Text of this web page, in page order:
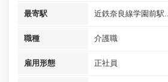
最寄駅 近鉄奈良線学園前駅...
職種 介護職
雇用形態 正社員